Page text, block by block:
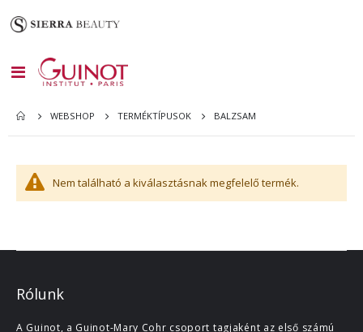
Toggle
Nav
WEBSHOP TERMÉKTÍPUSOK BALZSAM
Nem található a kiválasztásnak megfelelő termék.
Rólunk
A Guinot, a Guinot-Mary Cohr csoport tagjaként az első számú